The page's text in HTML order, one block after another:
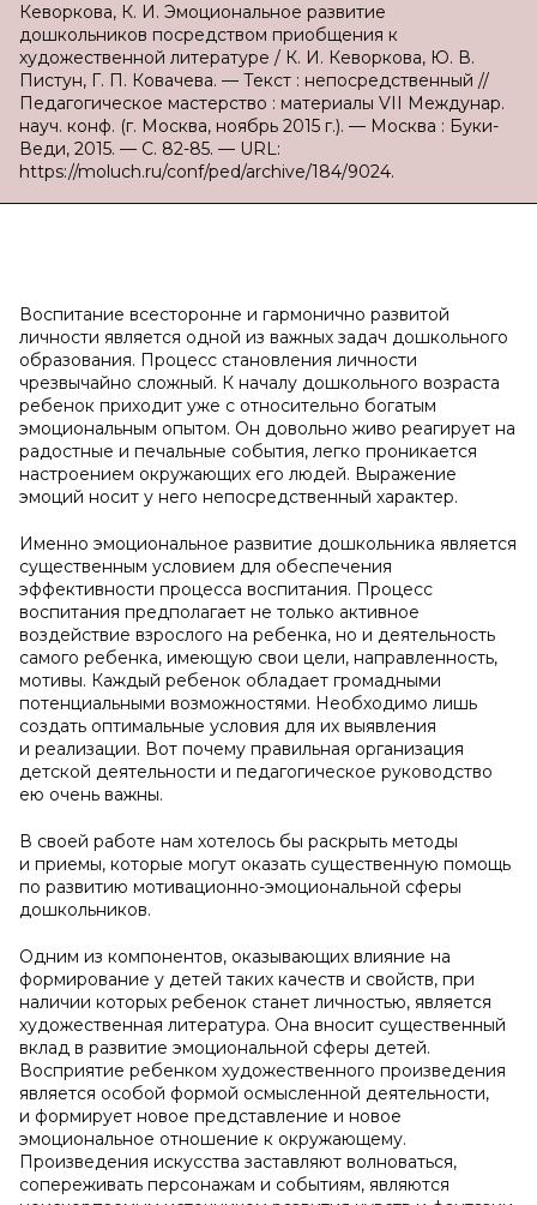
Кеворкова, К. И. Эмоциональное развитие
дошкольников посредством приобщения к
художественной литературе / К. И. Кеворкова, Ю. В.
Пистун, Г. П. Ковачева. — Текст : непосредственный //
Педагогическое мастерство : материалы VII Междунар.
науч. конф. (г. Москва, ноябрь 2015 г.). — Москва : Буки-
Веди, 2015. — С. 82-85. — URL:
https://moluch.ru/conf/ped/archive/184/9024.
Воспитание всесторонне и гармонично развитой
личности является одной из важных задач дошкольного
образования. Процесс становления личности
чрезвычайно сложный. К началу дошкольного возраста
ребенок приходит уже с относительно богатым
эмоциональным опытом. Он довольно живо реагирует на
радостные и печальные события, легко проникается
настроением окружающих его людей. Выражение
эмоций носит у него непосредственный характер.
Именно эмоциональное развитие дошкольника является
существенным условием для обеспечения
эффективности процесса воспитания. Процесс
воспитания предполагает не только активное
воздействие взрослого на ребенка, но и деятельность
самого ребенка, имеющую свои цели, направленность,
мотивы. Каждый ребенок обладает громадными
потенциальными возможностями. Необходимо лишь
создать оптимальные условия для их выявления
и реализации. Вот почему правильная организация
детской деятельности и педагогическое руководство
ею очень важны.
В своей работе нам хотелось бы раскрыть методы
и приемы, которые могут оказать существенную помощь
по развитию мотивационно-эмоциональной сферы
дошкольников.
Одним из компонентов, оказывающих влияние на
формирование у детей таких качеств и свойств, при
наличии которых ребенок станет личностью, является
художественная литература. Она вносит существенный
вклад в развитие эмоциональной сферы детей.
Восприятие ребенком художественного произведения
является особой формой осмысленной деятельности,
и формирует новое представление и новое
эмоциональное отношение к окружающему.
Произведения искусства заставляют волноваться,
сопереживать персонажам и событиям, являются